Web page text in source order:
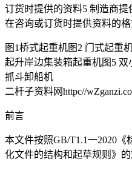
订货时提供的资料5 制造商
在咨询或订货时提供资料的
图1桥式起重机图2 门式起重
起升岸边集装箱起重机图5
抓斗卸船机
二杆子资料网httpc//
前言
本文件按照GB/T1.1一2020
化文件的结构和起草规则》